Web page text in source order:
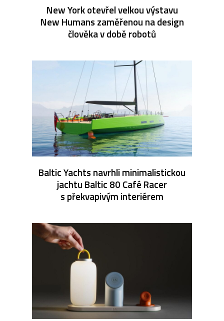
New York otevřel velkou výstavu
New Humans zaměřenou na design
člověka v době robotů
Baltic Yachts navrhli minimalistickou
jachtu Baltic 80 Café Racer
s překvapivým interiérem